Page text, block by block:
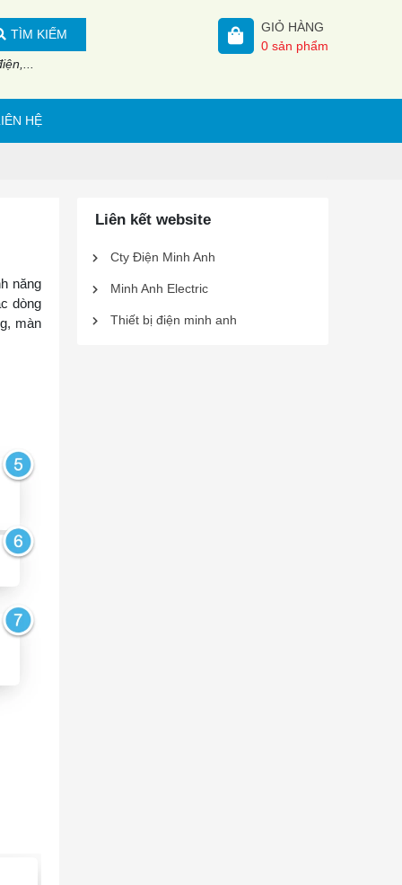
TÌM KIẾM
GIỎ HÀNG
0 sản phẩm
HỆ
năng
dòng
màn
Liên kết website
Cty Điện Minh Anh
Minh Anh Electric
Thiết bị điện minh anh